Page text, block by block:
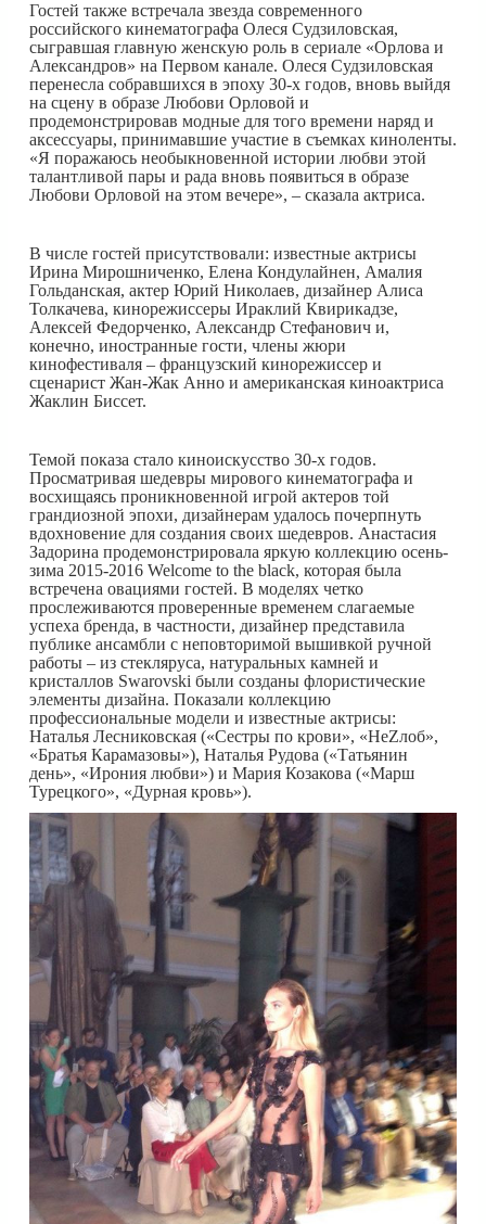
Гостей также встречала звезда современного
российского кинематографа Олеся Судзиловская,
сыгравшая главную женскую роль в сериале «Орлова и
Александров» на Первом канале. Олеся Судзиловская
перенесла собравшихся в эпоху 30-х годов, вновь выйдя
на сцену в образе Любови Орловой и
продемонстрировав модные для того времени наряд и
аксессуары, принимавшие участие в съемках киноленты.
«Я поражаюсь необыкновенной истории любви этой
талантливой пары и рада вновь появиться в образе
Любови Орловой на этом вечере», – сказала актриса.
В числе гостей присутствовали: известные актрисы
Ирина Мирошниченко, Елена Кондулайнен, Амалия
Гольданская, актер Юрий Николаев, дизайнер Алиса
Толкачева, кинорежиссеры Ираклий Квирикадзе,
Алексей Федорченко, Александр Стефанович и,
конечно, иностранные гости, члены жюри
кинофестиваля – французский кинорежиссер и
сценарист Жан-Жак Анно и американская киноактриса
Жаклин Биссет.
Темой показа стало киноискусство 30-х годов.
Просматривая шедевры мирового кинематографа и
восхищаясь проникновенной игрой актеров той
грандиозной эпохи, дизайнерам удалось почерпнуть
вдохновение для создания своих шедевров. Анастасия
Задорина продемонстрировала яркую коллекцию осень-
зима 2015-2016 Welcome to the black, которая была
встречена овациями гостей. В моделях четко
прослеживаются проверенные временем слагаемые
успеха бренда, в частности, дизайнер представила
публике ансамбли с неповторимой вышивкой ручной
работы – из стекляруса, натуральных камней и
кристаллов Swarovski были созданы флористические
элементы дизайна. Показали коллекцию
профессиональные модели и известные актрисы:
Наталья Лесниковская («Сестры по крови», «НеZлоб»,
«Братья Карамазовы»), Наталья Рудова («Татьянин
день», «Ирония любви») и Мария Козакова («Марш
Турецкого», «Дурная кровь»).